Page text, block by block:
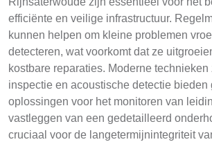
efficiënte en veilige infrastructuur.
kunnen helpen om kleine problemen
detecteren, wat voorkomt dat ze
kostbare reparaties. Moderne
inspectie en acoustische detectie bieden
oplossingen voor het monitoren van
vastleggen van een gedetailleerd
cruciaal voor de langetermijnintegriteit